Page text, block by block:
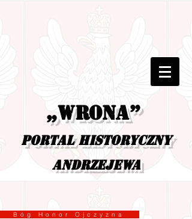
„Wrona”
portal historyczny
Andrzejewa
Honor Ojczyzna